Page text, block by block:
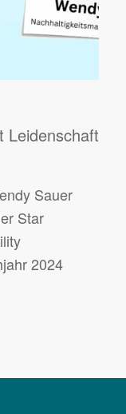
Leidenschaft
Sauer
Star
2024